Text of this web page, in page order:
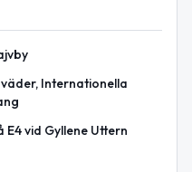
Internationella
vid Gyllene Uttern